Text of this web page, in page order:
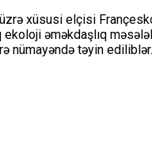
xüsusi elçisi
əməkdaşlıq
nümayəndə təyin ediliblər.